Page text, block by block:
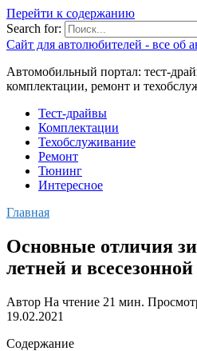
Перейти к содержанию
Search for:
Сайт для автолюбителей - все об
Автомобильный портал: тест-
комплектации, ремонт и
Тест-драйвы
Комплектации
Техобслуживание
Ремонт
Тюнинг
Интересное
Главная
Основные отличия
летней и всесезонной
Автор На чтение 21 мин.
19.02.2021
Содержание